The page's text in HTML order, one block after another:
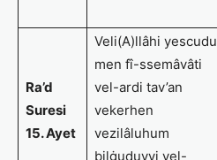
Ra’d
Suresi
15. Ayet
Veli(A)llâhi yescudu
men fî-ssemâvâti
vel-ardi tav’an
vekerhen
vezilâluhum
bilġuduvvi vel-